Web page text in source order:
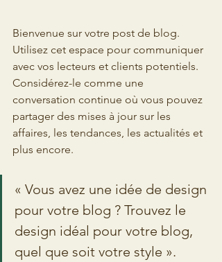
Bienvenue sur votre post de blog.
Utilisez cet espace pour communiquer
avec vos lecteurs et clients potentiels.
Considérez-le comme une
conversation continue où vous pouvez
partager des mises à jour sur les
affaires, les tendances, les actualités et
plus encore.
« Vous avez une idée de design
pour votre blog ? Trouvez le
design idéal pour votre blog,
quel que soit votre style ».